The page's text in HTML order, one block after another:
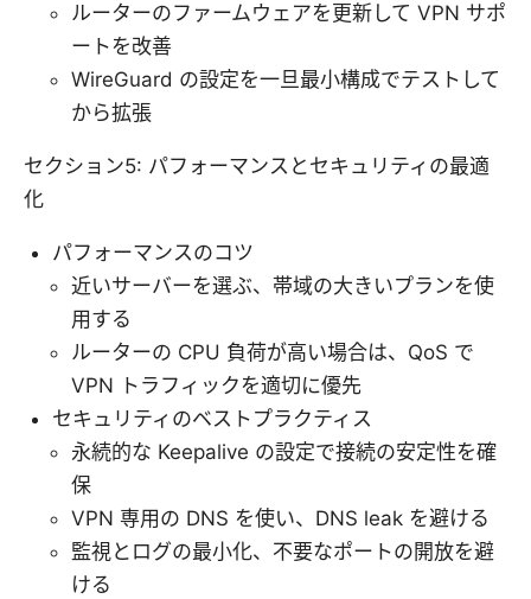
ルーターのファームウェアを更新して VPN サポ
ートを改善
WireGuard の設定を一旦最小構成でテストして
から拡張
セクション5: パフォーマンスとセキュリティの最適
化
パフォーマンスのコツ
近いサーバーを選ぶ、帯域の大きいプランを使
用する
ルーターの CPU 負荷が高い場合は、QoS で
VPN トラフィックを適切に優先
セキュリティのベストプラクティス
永続的な Keepalive の設定で接続の安定性を確
保
VPN 専用の DNS を使い、DNS leak を避ける
監視とログの最小化、不要なポートの開放を避
ける